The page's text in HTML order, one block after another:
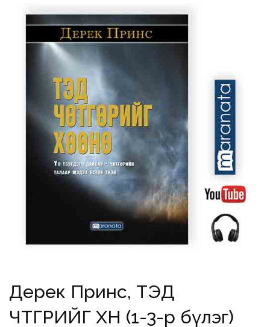
Дерек Принс, ТЭД
ЧӨТГӨРИЙГ ХӨӨНӨ (1-3-р бүлэг)